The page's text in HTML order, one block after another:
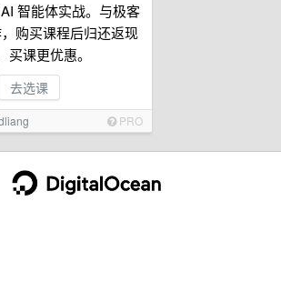
智能体实战。与极客
购买课程后归还返现
买课更优惠。
去选课
PRO